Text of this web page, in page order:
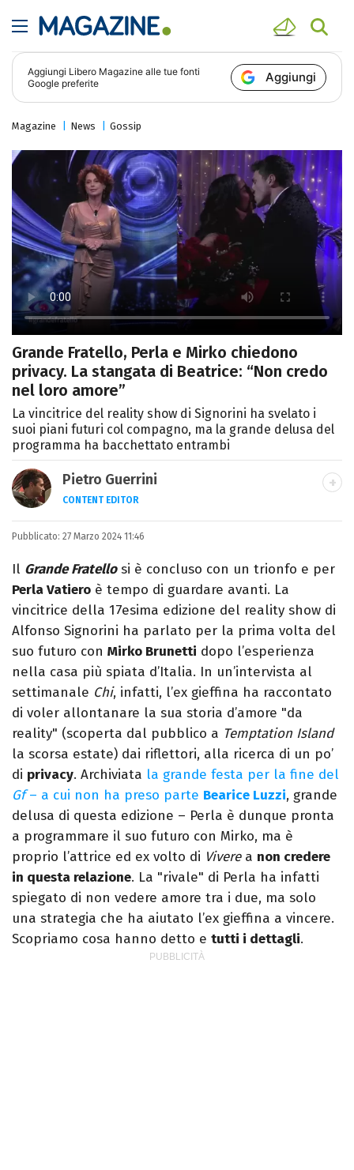
Aggiungi Libero Magazine alle tue fonti
Google preferite
Aggiungi
Magazine News Gossip
Grande Fratello, Perla e Mirko chiedono
privacy. La stangata di Beatrice: “Non credo
nel loro amore”
La vincitrice del reality show di Signorini ha svelato i
suoi piani futuri col compagno, ma la grande delusa del
programma ha bacchettato entrambi
Pietro Guerrini
CONTENT EDITOR
Laurea in Lettere, smania di viaggi e
Pixar).
Pubblicato: 27 Marzo 2024 11:46
Il Grande Fratellosi è concluso con un trionfo e per
Perla Vatiero è tempo di guardare avanti. La
vincitrice della 17esima edizione del reality show di
Alfonso Signorini ha parlato per la prima volta del
suo futuro con Mirko Brunetti dopo l’esperienza
nella casa più spiata d’Italia. In un’intervista al
settimanale Chi, infatti, l’ex gieffina ha raccontato
di voler allontanare la sua storia d’amore "da
reality" (scoperta dal pubblico a Temptation Island
la scorsa estate) dai riflettori, alla ricerca di un po’
di privacy. Archiviata la grande festa per la fine del
Gf– a cui non ha preso parte Bearice Luzzi, grande
delusa di questa edizione – Perla è dunque pronta
a programmare il suo futuro con Mirko, ma è
proprio l’attrice ed ex volto di Viverea non credere
in questa relazione. La "rivale" di Perla ha infatti
spiegato di non vedere amore tra i due, ma solo
una strategia che ha aiutato l’ex gieffina a vincere.
Scopriamo cosa hanno detto e tutti i dettagli.